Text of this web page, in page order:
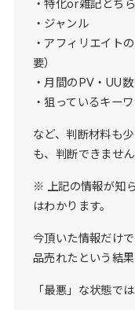
・特化or雑記どち
・ジャンル
・アフィリエイト
要）
・月間のPV・UU数
・狙っているキー
など、判断材料も
も、判断できません
※ 上記の情報が知
はわかります。
今頂いた情報だけ
品売れたという結果
「最悪」な状態で